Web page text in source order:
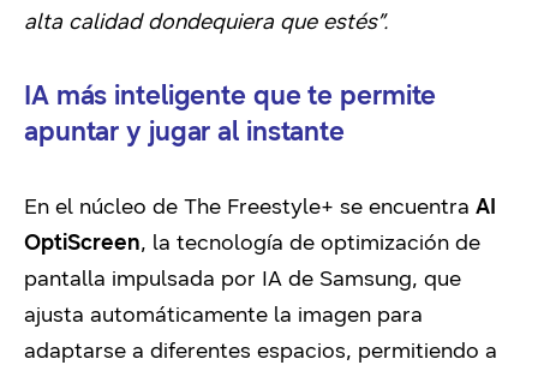
alta calidad dondequiera que estés”.
IA más inteligente que te permite
apuntar y jugar al instante
En el núcleo de The Freestyle+ se encuentra AI
OptiScreen, la tecnología de optimización de
pantalla impulsada por IA de Samsung, que
ajusta automáticamente la imagen para
adaptarse a diferentes espacios, permitiendo a